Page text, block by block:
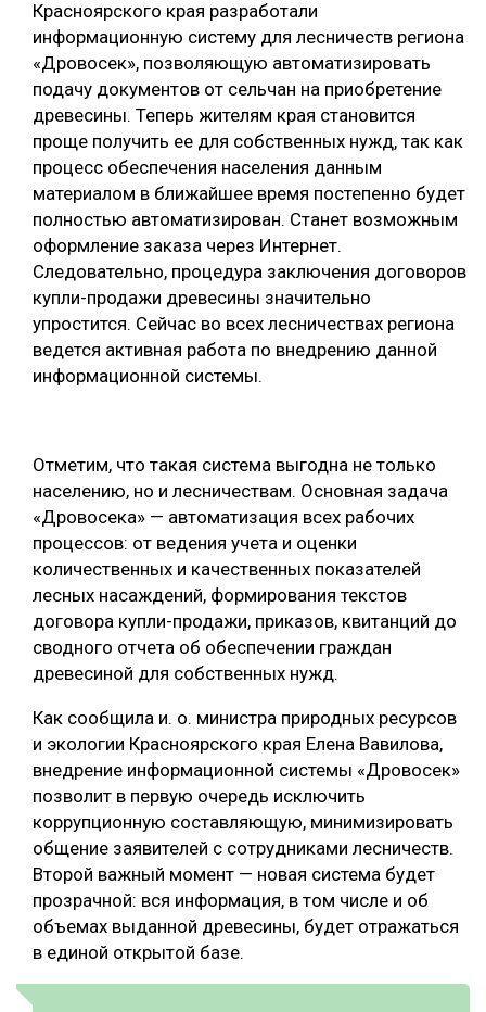
СУШКА ДРЕВЕСИНЫ
МЕБЕЛЬНОЕ ПРОИЗВОДСТВО
Красноярского края разработали
информационную систему для лесничеств региона
«Дровосек», позволяющую автоматизировать
подачу документов от сельчан на приобретение
древесины. Теперь жителям края становится
проще получить ее для собственных нужд, так как
процесс обеспечения населения данным
материалом в ближайшее время постепенно будет
полностью автоматизирован. Станет возможным
оформление заказа через Интернет.
Следовательно, процедура заключения договоров
купли-продажи древесины значительно
упростится. Сейчас во всех лесничествах региона
ведется активная работа по внедрению данной
информационной системы.
Отметим, что такая система выгодна не только
населению, но и лесничествам. Основная задача
«Дровосека» — автоматизация всех рабочих
процессов: от ведения учета и оценки
количественных и качественных показателей
лесных насаждений, формирования текстов
договора купли-продажи, приказов, квитанций до
сводного отчета об обеспечении граждан
древесиной для собственных нужд.
Как сообщила и. о. министра природных ресурсов
и экологии Красноярского края Елена Вавилова,
внедрение информационной системы «Дровосек»
позволит в первую очередь исключить
коррупционную составляющую, минимизировать
общение заявителей с сотрудниками лесничеств.
Второй важный момент — новая система будет
прозрачной: вся информация, в том числе и об
объемах выданной древесины, будет отражаться
в единой открытой базе.